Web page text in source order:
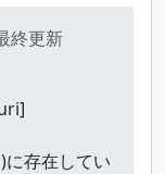
終更新
存在してい